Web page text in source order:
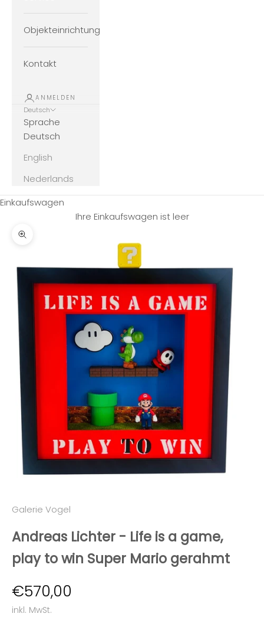
Objekteinrichtung
Kontakt
ANMELDEN
Deutsch
Sprache
Deutsch
English
Nederlands
Einkaufswagen
Ihre Einkaufswagen ist leer
Bild vergrößern
Galerie Vogel
Andreas Lichter - Life is a game,
play to win Super Mario gerahmt
Angebot
€570,00
inkl. MwSt.